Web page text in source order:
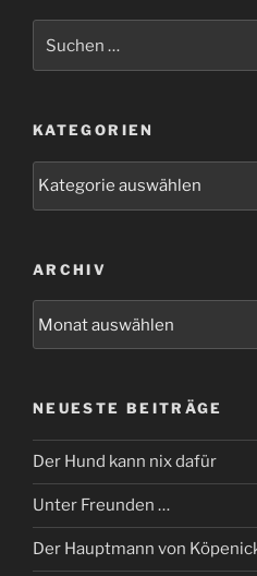
nach:
KATEGORIEN
ARCHIV
NEUESTE BEITRÄGE
Der Hund kann nix dafür
Unter Freunden …
Der Hauptmann von